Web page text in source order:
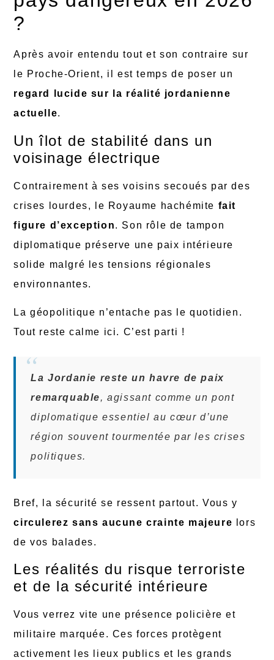
?
Après avoir entendu tout et son contraire sur
le Proche-Orient, il est temps de poser un
regard lucide sur la réalité jordanienne
actuelle.
Un îlot de stabilité dans un
voisinage électrique
Contrairement à ses voisins secoués par des
crises lourdes, le Royaume hachémite fait
figure d’exception. Son rôle de tampon
diplomatique préserve une paix intérieure
solide malgré les tensions régionales
environnantes.
La géopolitique n’entache pas le quotidien.
Tout reste calme ici. C’est parti !
La Jordanie reste un havre de paix
remarquable, agissant comme un pont
diplomatique essentiel au cœur d’une
région souvent tourmentée par les crises
politiques.
Bref, la sécurité se ressent partout. Vous y
circulerez sans aucune crainte majeure lors
de vos balades.
Les réalités du risque terroriste
et de la sécurité intérieure
Vous verrez vite une présence policière et
militaire marquée. Ces forces protègent
activement les lieux publics et les grands